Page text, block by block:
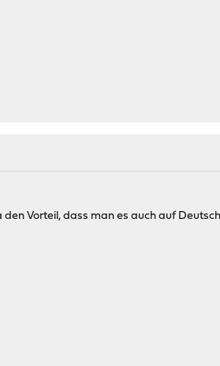
Vorteil, dass man es auch auf